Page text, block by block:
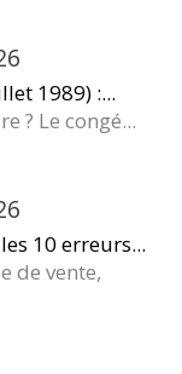
1989) :...
? Le congé...
10 erreurs...
de vente,